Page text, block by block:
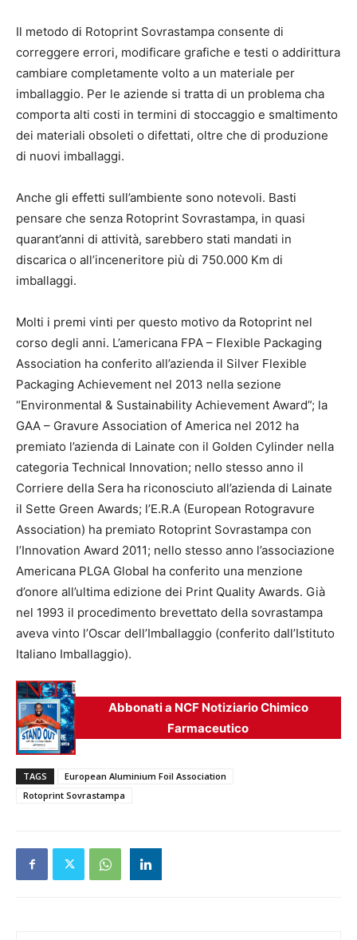
Il metodo di Rotoprint Sovrastampa consente di
correggere errori, modificare grafiche e testi o addirittura
cambiare completamente volto a un materiale per
imballaggio. Per le aziende si tratta di un problema cha
comporta alti costi in termini di stoccaggio e smaltimento
dei materiali obsoleti o difettati, oltre che di produzione
di nuovi imballaggi.
Anche gli effetti sull’ambiente sono notevoli. Basti
pensare che senza Rotoprint Sovrastampa, in quasi
quarant’anni di attività, sarebbero stati mandati in
discarica o all’inceneritore più di 750.000 Km di
imballaggi.
Molti i premi vinti per questo motivo da Rotoprint nel
corso degli anni. L’americana FPA – Flexible Packaging
Association ha conferito all’azienda il Silver Flexible
Packaging Achievement nel 2013 nella sezione
“Environmental & Sustainability Achievement Award”; la
GAA – Gravure Association of America nel 2012 ha
premiato l’azienda di Lainate con il Golden Cylinder nella
categoria Technical Innovation; nello stesso anno il
Corriere della Sera ha riconosciuto all’azienda di Lainate
il Sette Green Awards; l’E.R.A (European Rotogravure
Association) ha premiato Rotoprint Sovrastampa con
l’Innovation Award 2011; nello stesso anno l’associazione
Americana PLGA Global ha conferito una menzione
d’onore all’ultima edizione dei Print Quality Awards. Già
nel 1993 il procedimento brevettato della sovrastampa
aveva vinto l’Oscar dell’Imballaggio (conferito dall’Istituto
Italiano Imballaggio).
Abbonati a NCF Notiziario Chimico
Farmaceutico
TAGS
European Aluminium Foil Association
Rotoprint Sovrastampa